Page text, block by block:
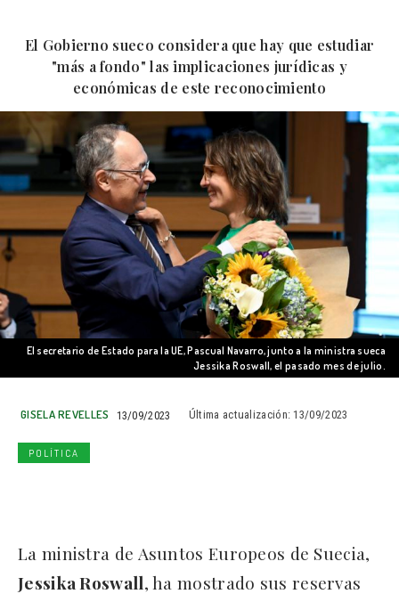
El Gobierno sueco considera que hay que estudiar
"más a fondo" las implicaciones jurídicas y
económicas de este reconocimiento
El secretario de Estado para la UE, Pascual Navarro, junto a la ministra sueca
Jessika Roswall, el pasado mes de julio.
GISELA REVELLES 13/09/2023 Última actualización: 13/09/2023
POLÍTICA
La ministra de Asuntos Europeos de Suecia,
Jessika Roswall, ha mostrado sus reservas